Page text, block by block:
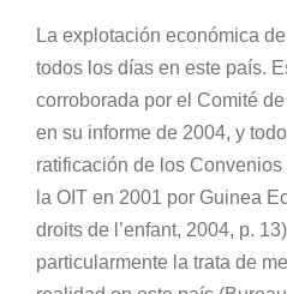
La explotación económica
todos los días en este país.
corroborada por el Comité
en su informe de 2004, y
ratificación de los
la OIT en 2001 por Guinea
droits de l’enfant, 2004, p.
particularmente la trata de